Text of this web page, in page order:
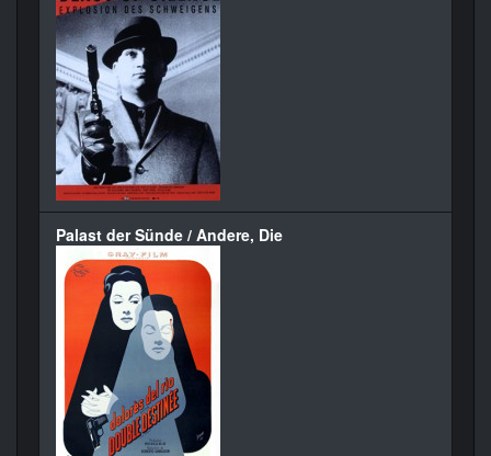
Palast der Sünde / Andere, Die